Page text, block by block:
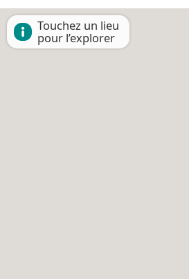
Touchez un lieu
pour l’explorer